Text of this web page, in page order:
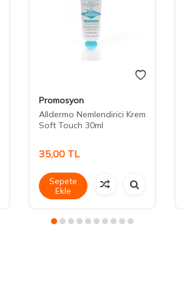
Promosyon
Alldermo Nemlendirici Krem
Soft Touch 30ml
35,00 TL
Sepete
Ekle